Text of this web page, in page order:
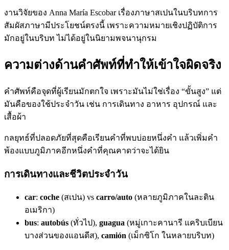
งานวิจัยของ Anna María Escobar เรื่องภาษาสเปนในบริบทการ
สัมผัสภาษามีประโยชน์ตรงนี้ เพราะความหมายเชิงปฏิบัติการ
มักอยู่ในบริบท ไม่ได้อยู่ในนิยามพจนานุกรม
ความต่างด้านคำศัพท์ที่ทำให้เข้าใจผิดจริง
คำศัพท์คือจุดที่ผู้เรียนมักตกใจ เพราะมันไม่ใช่เรื่อง “ขั้นสูง” แต่
มันคือของใช้ประจำวัน เช่น การเดินทาง อาหาร อุปกรณ์ และ
เสื้อผ้า
กลยุทธ์ที่ปลอดภัยที่สุดคือเรียนคำที่พบบ่อยหนึ่งคำ แล้วเพิ่มคำ
พ้องแบบภูมิภาคอีกหนึ่งคำที่คุณคาดว่าจะได้ยิน
การเดินทางและชีวิตประจำวัน
car: coche (สเปน) vs carro/auto (หลายภูมิภาคในละติน
อเมริกา)
bus: autobús (ทั่วไป), guagua (หมู่เกาะคานารี แคริบเบียน
บางส่วนของแอนดีส), camión (เม็กซิโก ในหลายบริบท)